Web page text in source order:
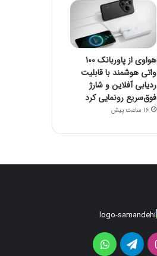
هواوی از پاوربانک ۱۰۰
واتی هوشمند با قابلیت
ردیابی آفلاین و شارژ
فوق‌سریع رونمایی کرد
16 ساعت پیش
اینستاگرامتلگرام واتس